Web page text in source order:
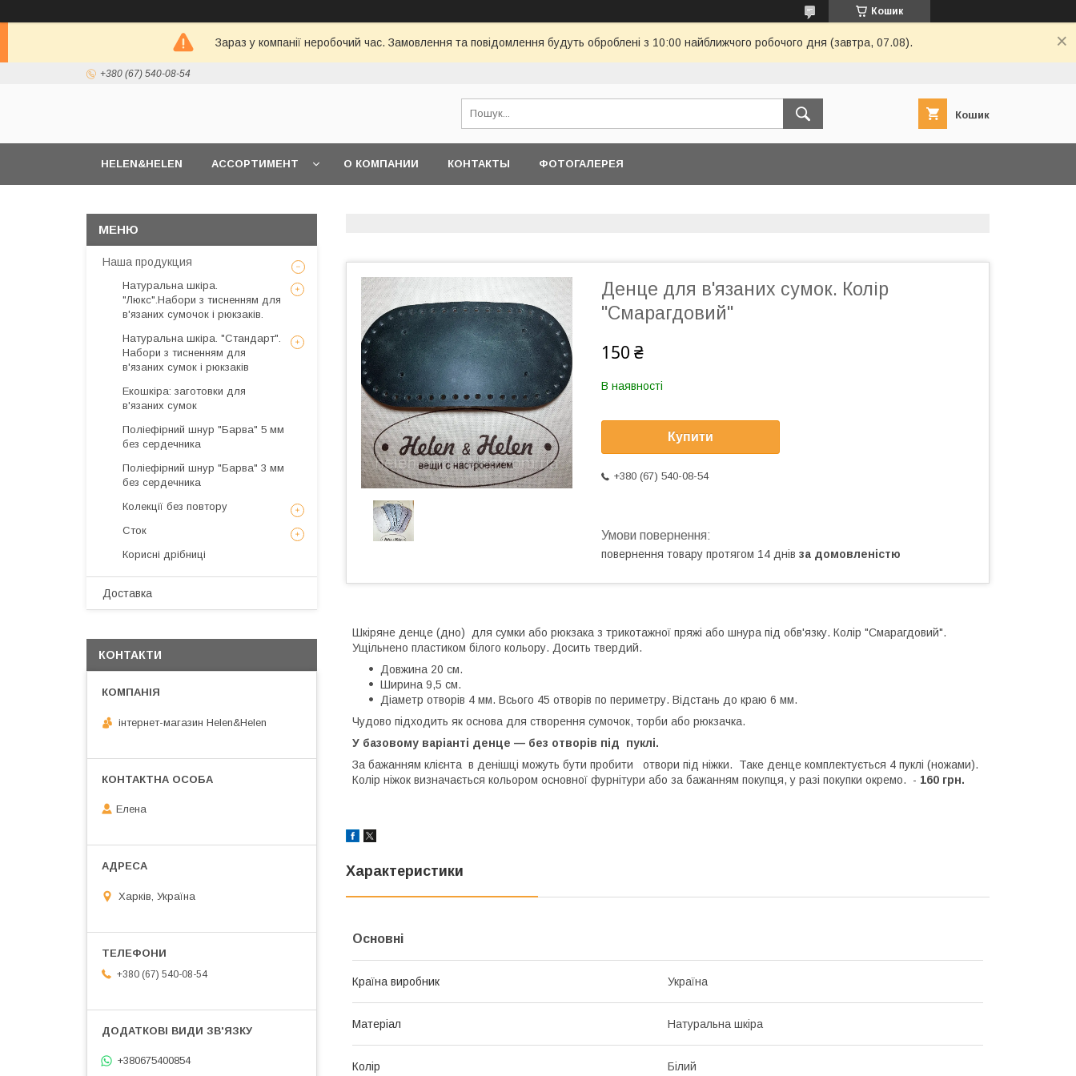
Кошик
Зараз у компанії неробочий час. Замовлення та повідомлення будуть оброблені з 10:00 найближчого робочого дня (завтра, 07.08).
+380 (67) 540-08-54
Кошик
HELEN&HELEN АССОРТИМЕНТ О КОМПАНИИ КОНТАКТЫ ФОТОГАЛЕРЕЯ
Денце для в'язаних сумок. Колір
"Смарагдовий"
150 ₴
В наявності
Купити
+380 (67) 540-08-54
повернення товару протягом 14 днів за домовленістю
Шкіряне денце (дно) для сумки або рюкзака з трикотажної пряжі або шнура під обв'язку. Колір "Смарагдовий".
Ущільнено пластиком білого кольору. Досить твердий.
Довжина 20 см.
Ширина 9,5 см.
Діаметр отворів 4 мм. Всього 45 отворів по периметру. Відстань до краю 6 мм.
Чудово підходить як основа для створення сумочок, торби або рюкзачка.
У базовому варіанті денце — без отворів під пуклі.
За бажанням клієнта в денішці можуть бути пробити отвори під ніжки. Таке денце комплектується 4 пуклі (ножами).
Колір ніжок визначається кольором основної фурнітури або за бажанням покупця, у разі покупки окремо. - 160 грн.
Характеристики
Основні
Країна виробник Україна
Матеріал Натуральна шкіра
Колір Білий
Наша продукция
Натуральна шкіра.
"Люкс".Набори з тисненням для
в'язаних сумочок і рюкзаків.
Натуральна шкіра. "Стандарт".
Набори з тисненням для
в'язаних сумок і рюкзаків
Екошкіра: заготовки для
в'язаних сумок
Поліефірний шнур "Барва" 5 мм
без сердечника
Поліефірний шнур "Барва" 3 мм
без сердечника
Колекції без повтору
Сток
Корисні дрібниці
Доставка
КОНТАКТИ
інтернет-магазин Helen&Helen
Елена
Харків, Україна
+380 (67) 540-08-54
+380675400854